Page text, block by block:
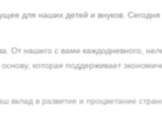
для наших детей и внуков.
От нашего с вами каждодневного,
которая поддерживает
в развитие и процветание